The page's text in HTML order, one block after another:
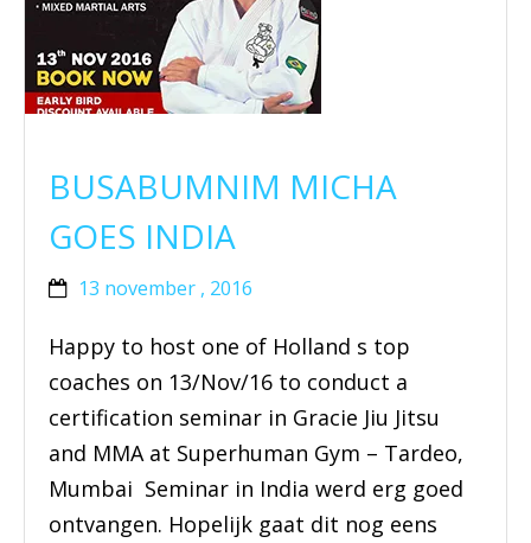
BUSABUMNIM MICHA
GOES INDIA
13 november , 2016
Happy to host one of Holland s top
coaches on 13/Nov/16 to conduct a
certification seminar in Gracie Jiu Jitsu
and MMA at Superhuman Gym – Tardeo,
Mumbai Seminar in India werd erg goed
ontvangen. Hopelijk gaat dit nog eens